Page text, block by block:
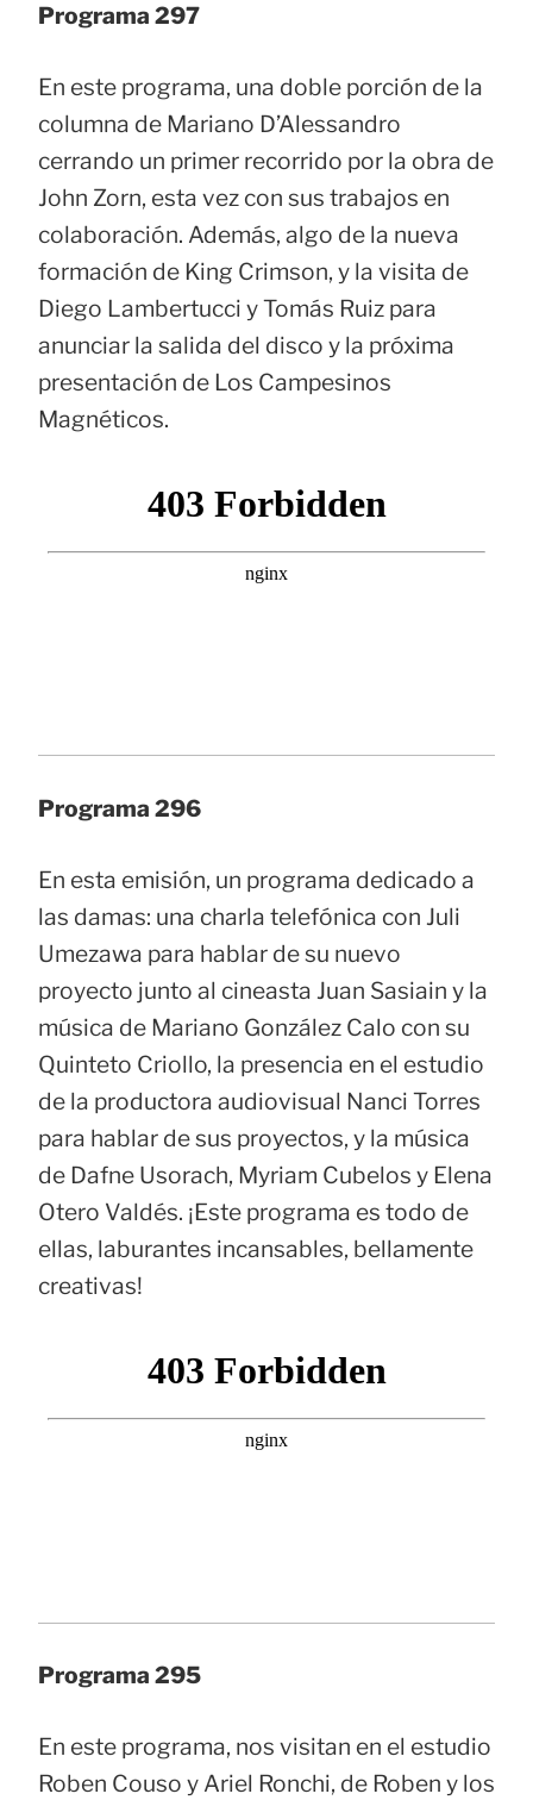
Programa 297
En este programa, una doble porción de la
columna de Mariano D’Alessandro
cerrando un primer recorrido por la obra de
John Zorn, esta vez con sus trabajos en
colaboración. Además, algo de la nueva
formación de King Crimson, y la visita de
Diego Lambertucci y Tomás Ruiz para
anunciar la salida del disco y la próxima
presentación de Los Campesinos
Magnéticos.
Programa 296
En esta emisión, un programa dedicado a
las damas: una charla telefónica con Juli
Umezawa para hablar de su nuevo
proyecto junto al cineasta Juan Sasiain y la
música de Mariano González Calo con su
Quinteto Criollo, la presencia en el estudio
de la productora audiovisual Nanci Torres
para hablar de sus proyectos, y la música
de Dafne Usorach, Myriam Cubelos y Elena
Otero Valdés. ¡Este programa es todo de
ellas, laburantes incansables, bellamente
creativas!
Programa 295
En este programa, nos visitan en el estudio
Roben Couso y Ariel Ronchi, de Roben y los